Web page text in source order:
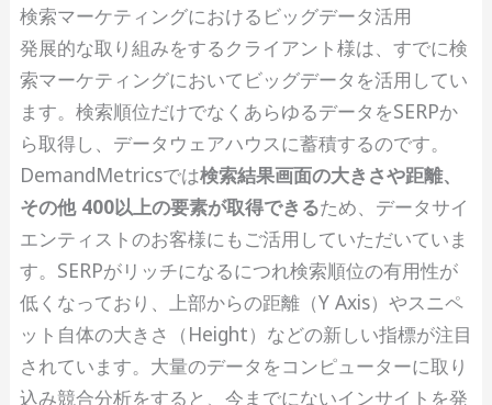
検索マーケティングにおけるビッグデータ活用
発展的な取り組みをするクライアント様は、すでに検
索マーケティングにおいてビッグデータを活用してい
ます。検索順位だけでなくあらゆるデータをSERPか
ら取得し、データウェアハウスに蓄積するのです。
DemandMetricsでは検索結果画面の大きさや距離、
その他 400以上の要素が取得できるため、データサイ
エンティストのお客様にもご活用していただいていま
す。SERPがリッチになるにつれ検索順位の有用性が
低くなっており、上部からの距離（Y Axis）やスニペ
ット自体の大きさ（Height）などの新しい指標が注目
されています。大量のデータをコンピューターに取り
込み競合分析をすると、今までにないインサイトを発